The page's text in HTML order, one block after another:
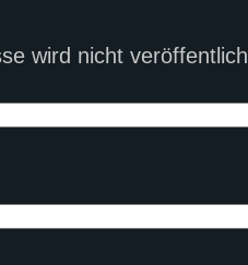
wird nicht